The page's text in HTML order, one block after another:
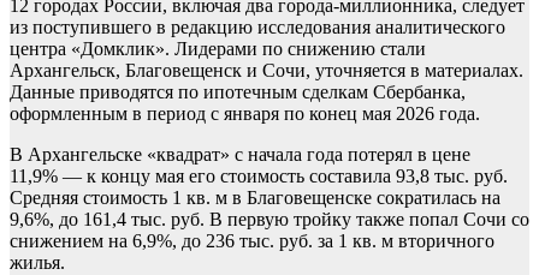
12 городах России, включая два города-миллионника, следует
из поступившего в редакцию исследования аналитического
центра «Домклик». Лидерами по снижению стали
Архангельск, Благовещенск и Сочи, уточняется в материалах.
Данные приводятся по ипотечным сделкам Сбербанка,
оформленным в период с января по конец мая 2026 года.
В Архангельске «квадрат» с начала года потерял в цене
11,9% — к концу мая его стоимость составила 93,8 тыс. руб.
Средняя стоимость 1 кв. м в Благовещенске сократилась на
9,6%, до 161,4 тыс. руб. В первую тройку также попал Сочи со
снижением на 6,9%, до 236 тыс. руб. за 1 кв. м вторичного
жилья.